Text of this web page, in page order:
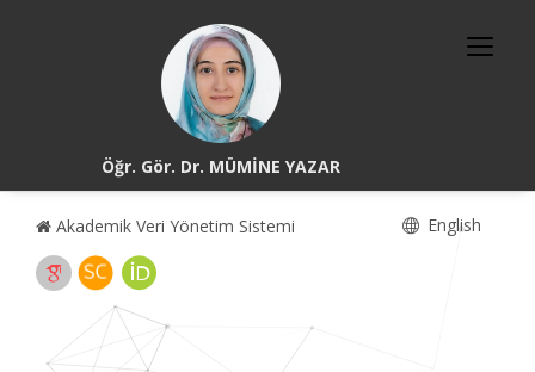
Öğr. Gör. Dr. MÜMİNE YAZAR
Akademik Veri Yönetim Sistemi English